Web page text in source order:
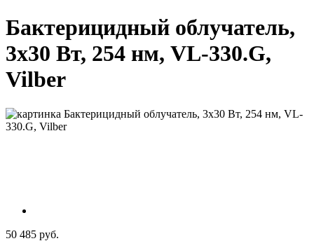
Бактерицидный облучатель,
3х30 Вт, 254 нм, VL-330.G,
Vilber
50 485 руб.